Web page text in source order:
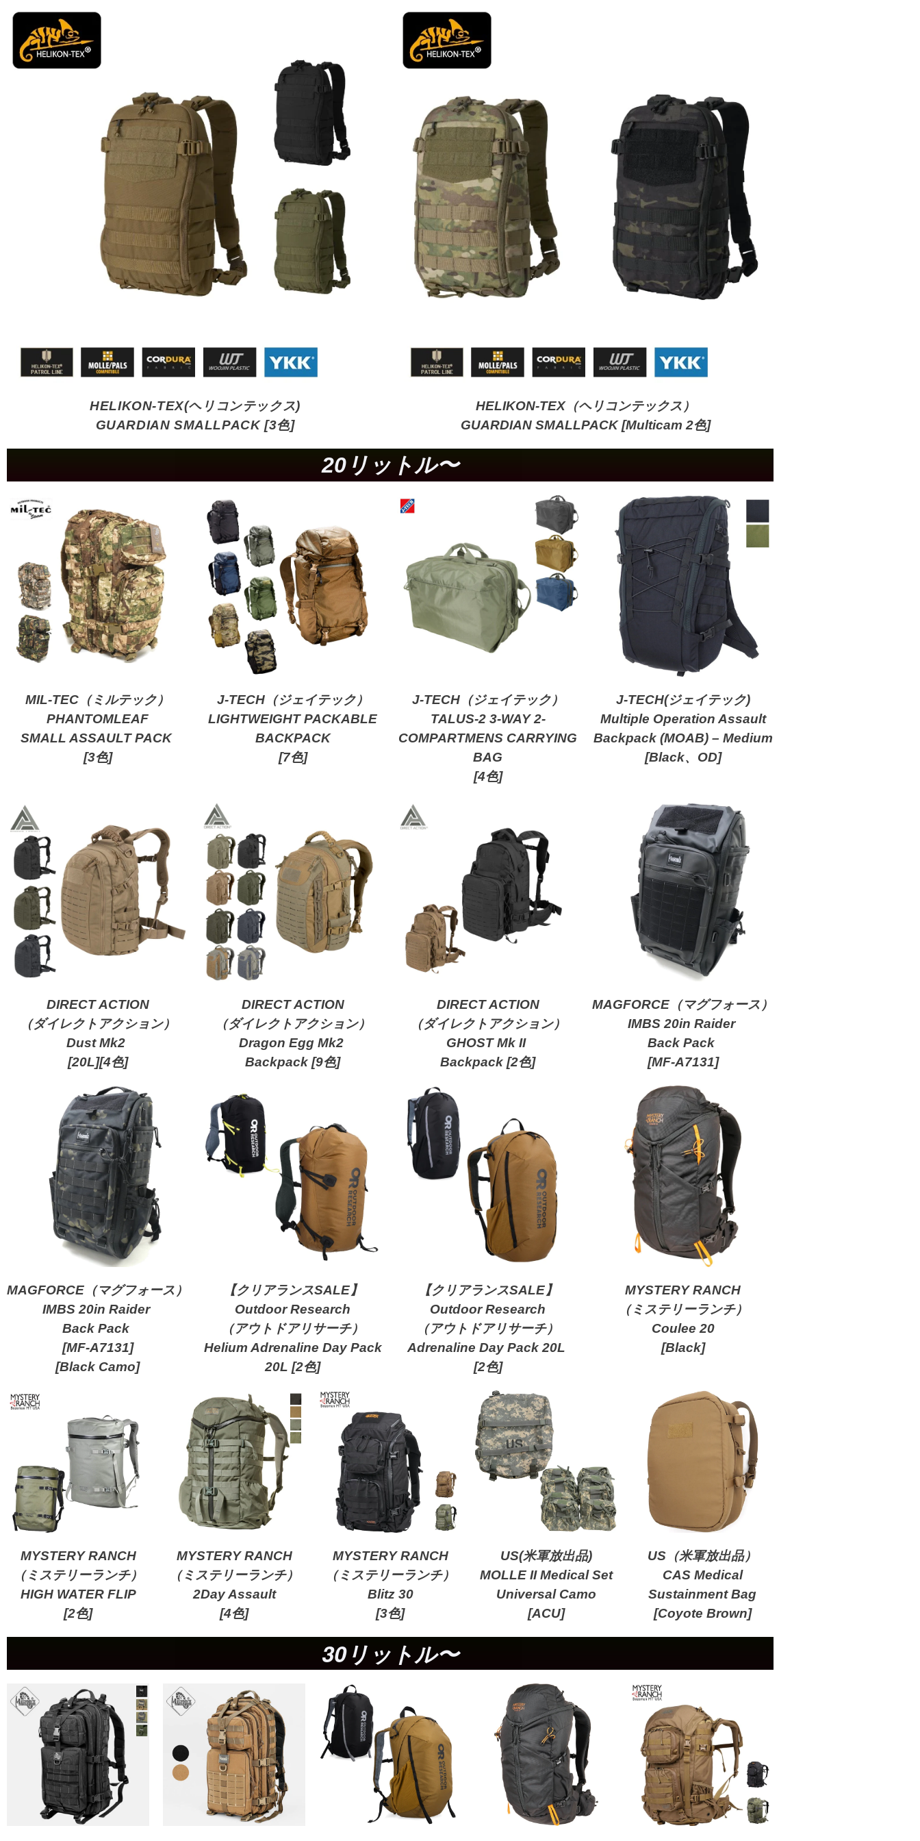
HELIKON-TEX(ヘリコンテックス)
GUARDIAN SMALLPACK [3色]
HELIKON-TEX（ヘリコンテックス）
GUARDIAN SMALLPACK [Multicam 2色]
20リットル〜
MIL-TEC（ミルテック）
PHANTOMLEAF
SMALL ASSAULT PACK
[3色]
J-TECH（ジェイテック）
LIGHTWEIGHT PACKABLE
BACKPACK
[7色]
J-TECH（ジェイテック）
TALUS-2 3-WAY 2-
COMPARTMENS CARRYING
BAG
[4色]
J-TECH(ジェイテック)
Multiple Operation Assault
Backpack (MOAB) – Medium
[Black、OD]
DIRECT ACTION
（ダイレクトアクション）
Dust Mk2
[20L][4色]
DIRECT ACTION
（ダイレクトアクション）
Dragon Egg Mk2
Backpack [9色]
DIRECT ACTION
（ダイレクトアクション）
GHOST Mk II
Backpack [2色]
MAGFORCE（マグフォース）
IMBS 20in Raider
Back Pack
[MF-A7131]
MAGFORCE（マグフォース）
IMBS 20in Raider
Back Pack
[MF-A7131]
[Black Camo]
【クリアランスSALE】
Outdoor Research
（アウトドアリサーチ）
Helium Adrenaline Day Pack
20L [2色]
【クリアランスSALE】
Outdoor Research
（アウトドアリサーチ）
Adrenaline Day Pack 20L
[2色]
MYSTERY RANCH
（ミステリーランチ）
Coulee 20
[Black]
MYSTERY RANCH
（ミステリーランチ）
HIGH WATER FLIP
[2色]
MYSTERY RANCH
（ミステリーランチ）
2Day Assault
[4色]
MYSTERY RANCH
（ミステリーランチ）
Blitz 30
[3色]
US(米軍放出品)
MOLLE II Medical Set
Universal Camo
[ACU]
US（米軍放出品）
CAS Medical
Sustainment Bag
[Coyote Brown]
30リットル〜